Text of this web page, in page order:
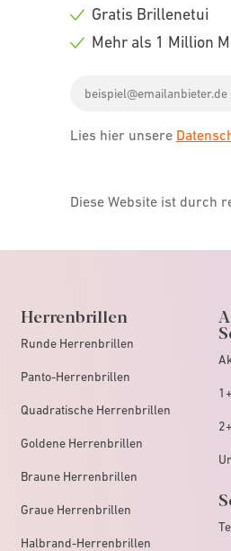
Check
Check
Gratis Brillenetui
Mehr als 1 Million
address
Lies hier unsere
Diese Website ist durch
Herrenbrillen
Runde Herrenbrillen
Panto-Herrenbrillen
Quadratische Herrenbrillen
Goldene Herrenbrillen
Braune Herrenbrillen
Graue Herrenbrillen
Halbrand-Herrenbrillen